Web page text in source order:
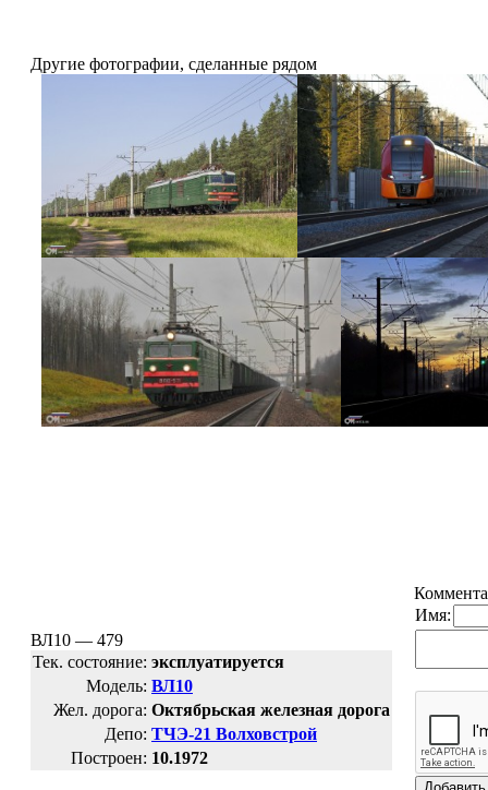
Другие фотографии, сделанные рядом
ВЛ10 — 479
Тек. состояние: эксплуатируется
Модель: ВЛ10
Жел. дорога: Октябрьская железная дорога
Депо: ТЧЭ-21 Волховстрой
Построен: 10.1972
Имя: